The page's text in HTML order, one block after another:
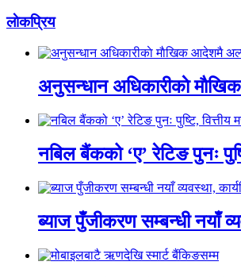
लाेकप्रिय
अनुसन्धान अधिकारीकाे
नबिल बैंकको ‘ए’ रेटिङ पुनः
ब्याज पुँजीकरण सम्बन्धी नयाँ